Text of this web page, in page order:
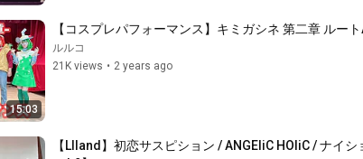
15:03
【コスプレパフォーマンス】キミガシネ 第二章 ルー
ルルコ
21K views • 2 years ago
【Llland】初恋サスピション / ANGEliC HOliC / ナイ